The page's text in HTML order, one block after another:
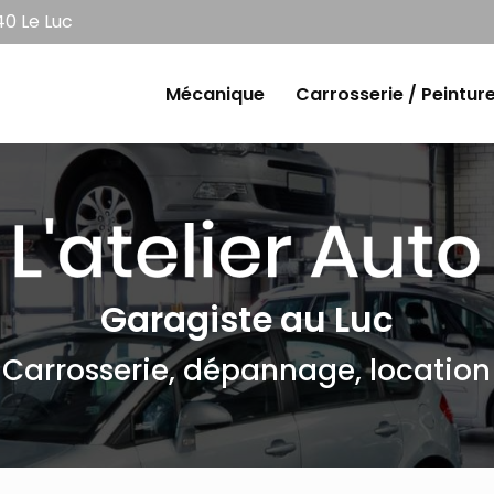
Le Luc
Mécanique
Carrosserie /
Garagiste au Luc
Carrosserie, dépannage, location